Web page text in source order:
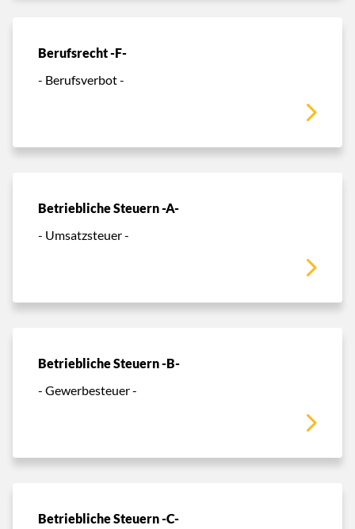
Berufsrecht -F-
- Berufsverbot -
Betriebliche Steuern -A-
- Umsatzsteuer -
Betriebliche Steuern -B-
- Gewerbesteuer -
Betriebliche Steuern -C-